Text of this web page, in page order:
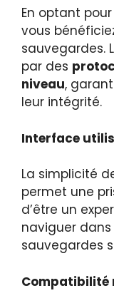
En optant
vous
sauvegardes.
par des
niveau,
leur intégrité.
Interface
La simplicité
permet une
d’être un
naviguer
sauvegardes